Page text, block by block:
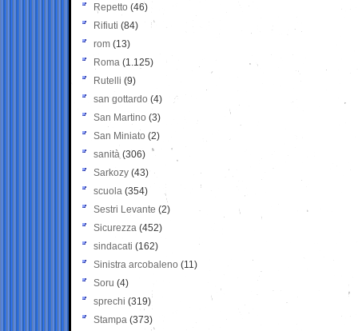
Repetto (46)
Rifiuti (84)
rom (13)
Roma (1.125)
Rutelli (9)
san gottardo (4)
San Martino (3)
San Miniato (2)
sanità (306)
Sarkozy (43)
scuola (354)
Sestri Levante (2)
Sicurezza (452)
sindacati (162)
Sinistra arcobaleno (11)
Soru (4)
sprechi (319)
Stampa (373)